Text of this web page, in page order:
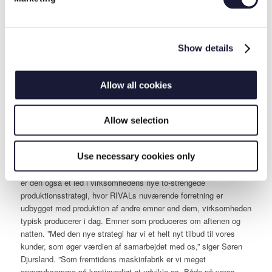
Show details
Allow all cookies
Allow selection
Use necessary cookies only
maskine. ”Vi kører i dag i toholdsskift, og det er planen, at vi skal
er fortsat på jagt efter flere medarbejdere med ”kloge hænder”
som har erfaring med 5-akset fræsning, Siemens-styring og
bearbejdning af større komplekse emner.”
Fortsat udvikling af strategien
DMC 80 FD duoBLOCK CNC maskinen er et vigtig parameter i
RIVALs produktion af kritiske og kostbare emner for kunderne –
et område, hvor RIVAL har stor kompetence fra mange brancher
herunder olie & gas-, forsvars-, robot- og vindindustrien. Samtidig
er den også et led i virksomhedens nye to-strengede
produktionsstrategi, hvor RIVALs nuværende forretning er
udbygget med produktion af andre emner end dem, virksomheden
typisk producerer i dag. Emner som produceres om aftenen og
natten. ”Med den nye strategi har vi et helt nyt tilbud til vores
kunder, som øger værdien af samarbejdet med os,” siger Søren
Djursland. ”Som fremtidens maskinfabrik er vi meget